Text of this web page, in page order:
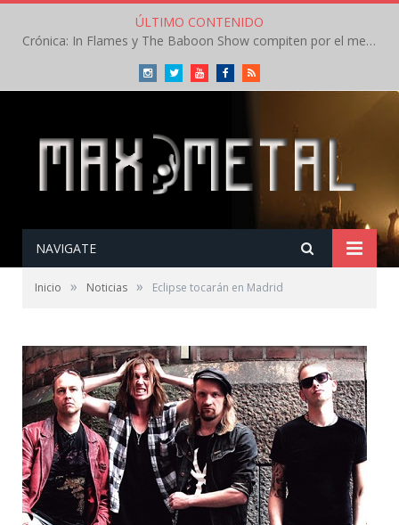
ÚLTIMO CONTENIDO
Crónica: In Flames y The Baboon Show compiten por el mejor concierto del día en el Leyendas del Rock – Viernes – Agosto 2026
InstagramTwitterYoutubeFacebookRSS
NAVIGATE
Inicio » Noticias » Eclipse tocarán en Madrid